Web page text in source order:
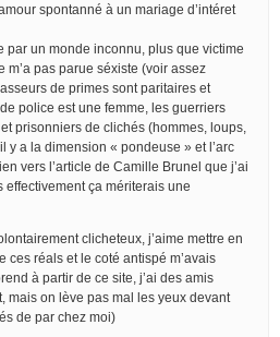
spontanné à un mariage d’intéret
par un monde inconnu, plus que victime
pas parue séxiste (voir assez
de primes sont paritaires et
police est une femme, les guerriers
prisonniers de clichés (hommes, loups,
y a la dimension « pondeuse » et l’arc
vers l’article de Camille Brunel que j’ai
ça mériterais une
clicheteux, j’aime mettre en
ces réals et le coté antispé m’avais
à partir de ce site, j’ai des amis
mais on lève pas mal les yeux devant
de par chez moi)